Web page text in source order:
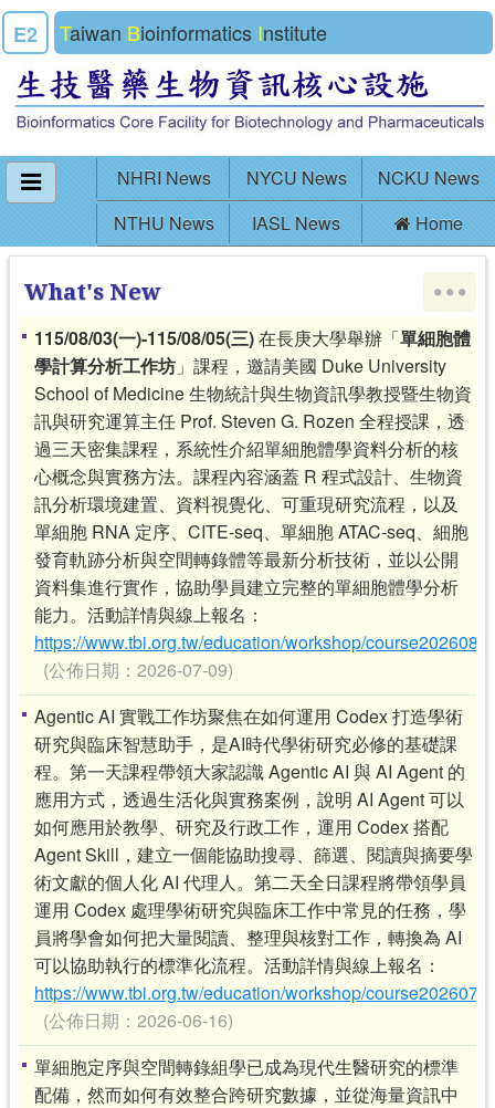
E2 Taiwan Bioinformatics Institute
NHRI News NYCU News
NCKU News
NTHU News
IASL News Home
What's New
115/08/03(一)-115/08/05(三)在長庚大學舉辦「單細胞體
學計算分析工作坊 」課程，邀請美國 Duke University
School of Medicine生物統計與生物資訊學教授暨生物資
訊與研究運算主任 Prof. Steven G. Rozen 全程授課，透
過三天密集課程，系統性介紹單細胞體學資料分析的核
心概念與實務方法。課程內容涵蓋 R 程式設計、生物資
訊分析環境建置、資料視覺化、可重現研究流程，以及
單細胞 RNA 定序、 CITE-seq、單細胞ATAC-seq、細胞
發育軌跡分析與空間轉錄體等最新分析技術，並以公開
資料集進行實作，協助學員建立完整的單細胞體學分析
能力。活動詳情與線上報名：
https://www.tbi.org.tw/education/workshop/
(公佈日期：2026-07-09)
Agentic AI 實戰工作坊聚焦在如何運用 Codex 打造學術
研究與臨床智慧助手，是AI時代學術研究必修的基礎課
程。第一天課程帶領大家認識 Agentic AI 與 AI Agent 的
應用方式，透過生活化與實務案例，說明 AI Agent 可以
如何應用於教學、研究及行政工作，運用 Codex 搭配
Agent Skill，建立一個能協助搜尋、篩選、閱讀與摘要學
術文獻的個人化 AI 代理人。第二天全日課程將帶領學員
運用 Codex 處理學術研究與臨床工作中常見的任務，學
員將學會如何把大量閱讀、整理與核對工作，轉換為 AI
可以協助執行的標準化流程。活動詳情與線上報名：
https://www.tbi.org.tw/education/workshop/
(公佈日期：2026-06-16)
單細胞定序與空間轉錄組學已成為現代生醫研究的標準
配備，然而如何有效整合跨研究數據，並從海量資訊中